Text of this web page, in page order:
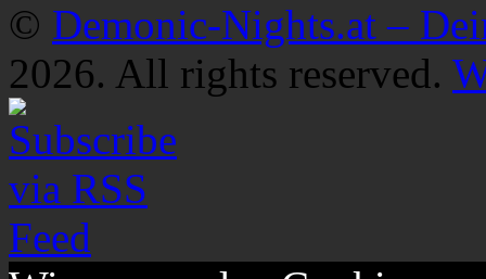
© Demonic-Nights.at –
2026. All rights reserved.